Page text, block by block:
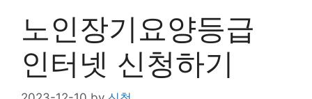
노인장기요양등급
인터넷 신청하기